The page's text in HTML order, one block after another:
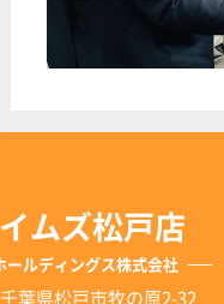
ムズ松戸店
ールディングス株式会社
葉県松戸市牧の原2-32